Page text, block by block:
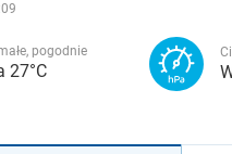
pogodnie
27°C